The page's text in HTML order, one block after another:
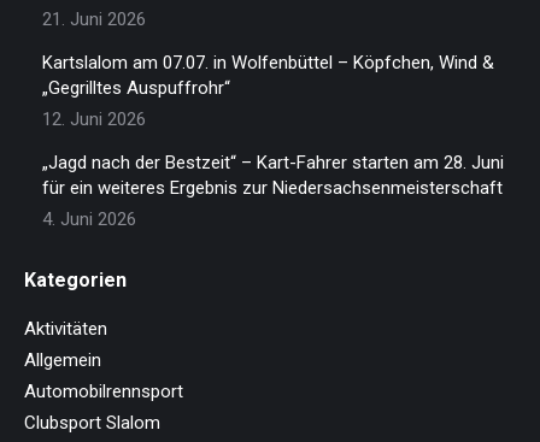
21. Juni 2026
Kartslalom am 07.07. in Wolfenbüttel – Köpfchen, Wind &
„Gegrilltes Auspuffrohr“
12. Juni 2026
„Jagd nach der Bestzeit“ – Kart-Fahrer starten am 28. Juni
für ein weiteres Ergebnis zur Niedersachsenmeisterschaft
4. Juni 2026
Kategorien
Aktivitäten
Allgemein
Automobilrennsport
Clubsport Slalom